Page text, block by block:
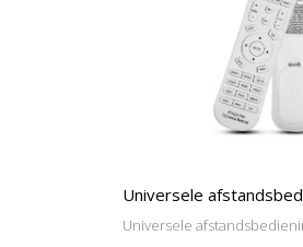
Universele
Universele